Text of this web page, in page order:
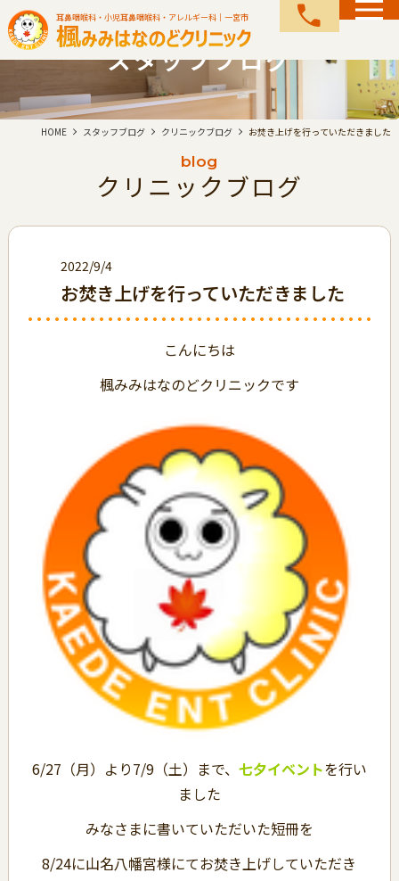
耳鼻咽喉科・小児耳鼻咽喉科・アレルギー科｜一宮市 call
スタッフブログ
HOME スタッフブログ クリニックブログ お焚き上げを行っていただきました
blog
クリニックブログ
2022/9/4
お焚き上げを行っていただきました
こんにちは
楓みみはなのどクリニックです
6/27（月）より7/9（土）まで、 七夕イベントを行い
ました
みなさまに書いていただいた短冊を
8/24に山名八幡宮様にてお焚き上げしていただき